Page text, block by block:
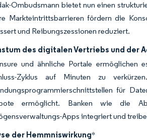
Ombudsmann bietet nun einen
Markteintrittsbarrieren fördern die
und Reibungszessionen reduziert.
des digitalen Vertriebs und der
und ähnliche Portale ermöglichen
Zyklus auf Minuten zu
für
ermöglicht. Banken wie die
Apps integriert und
der Hemmniswirkung*